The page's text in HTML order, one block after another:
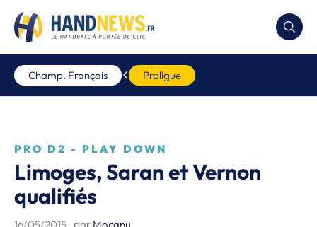
Champ. Français Proligue
PRO D2 - PLAY DOWN
Limoges, Saran et Vernon
qualifiés